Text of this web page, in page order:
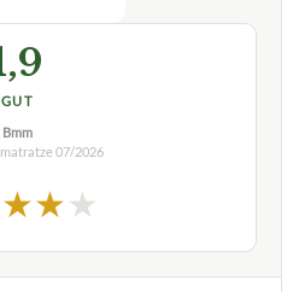
GUT
Bmm
07/2026
★★★